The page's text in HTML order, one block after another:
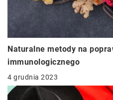
Naturalne metody na
immunologicznego
4 grudnia 2023